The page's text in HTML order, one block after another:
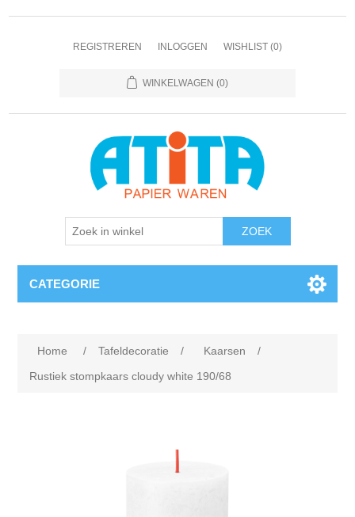
REGISTREREN INLOGGEN WISHLIST (0)
WINKELWAGEN (0)
CATEGORIE
Home / Tafeldecoratie / Kaarsen
/
Rustiek stompkaars cloudy white 190/68